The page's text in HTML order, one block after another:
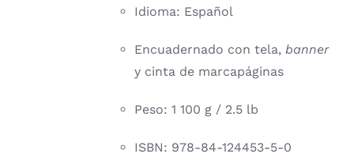
Idioma: Español
Encuadernado con tela,banner
y cinta de marcapáginas
Peso: 1 100 g / 2.5 lb
ISBN: 978-84-124453-5-0